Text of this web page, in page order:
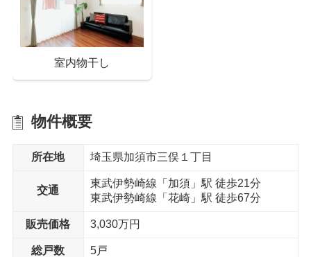
室内物干し
物件概要
所在地 埼玉県加須市三俣１丁目
交通
東武伊勢崎線「加須」駅 徒歩21分
東武伊勢崎線「花崎」駅 徒歩67分
販売価格 3,030万円
総戸数
5戸